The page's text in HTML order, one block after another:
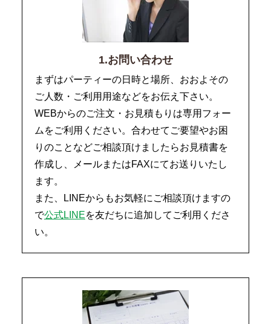
1.お問い合わせ
まずはパーティーの日時と場所、おおよその
ご人数・ご利用用途などをお伝え下さい。
WEBからのご注文・お見積もりは専用フォー
ムをご利用ください。合わせてご要望やお困
りのことなどご相談頂けましたらお見積書を
作成し、メールまたはFAXにてお送りいたし
ます。
また、LINEからもお気軽にご相談頂けますの
で公式LINEを友だちに追加してご利用くださ
い。